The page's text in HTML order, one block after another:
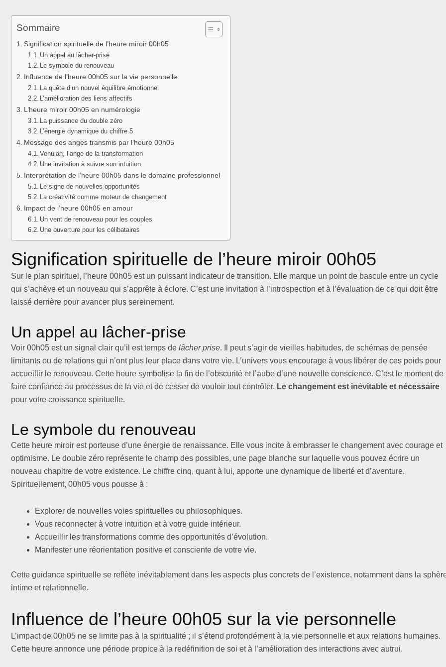
Sommaire
Signification spirituelle de l’heure miroir 00h05
Un appel au lâcher-prise
Le symbole du renouveau
Influence de l’heure 00h05 sur la vie personnelle
La quête d’un nouvel équilibre émotionnel
L’amélioration des liens affectifs
L’heure miroir 00h05 en numérologie
La puissance du double zéro
L’énergie dynamique du chiffre 5
Message des anges transmis par l’heure 00h05
Vehuiah, l’ange de la transformation
Une invitation à suivre son intuition
Interprétation de l’heure 00h05 dans le domaine professionnel
Le signe de nouvelles opportunités
La créativité comme moteur de changement
Impact de l’heure 00h05 en amour
Un vent de renouveau pour les couples
Une ouverture pour les célibataires
Signification spirituelle de l’heure miroir 00h05
Sur le plan spirituel, l’heure 00h05 est un puissant indicateur de transition. Elle marque un point de bascule entre un cycle
qui s’achève et un nouveau qui s’apprête à éclore. C’est une invitation à l’introspection et à l’évaluation de ce qui doit être
laissé derrière pour avancer plus sereinement.
Un appel au lâcher-prise
Voir 00h05 est un signal clair qu’il est temps de lâcher prise. Il peut s’agir de vieilles habitudes, de schémas de pensée
limitants ou de relations qui n’ont plus leur place dans votre vie. L’univers vous encourage à vous libérer de ces poids pour
accueillir le renouveau. Cette heure symbolise la fin de l’obscurité et l’aube d’une nouvelle conscience. C’est le moment de
faire confiance au processus de la vie et de cesser de vouloir tout contrôler. Le changement est inévitable et nécessaire
pour votre croissance spirituelle.
Le symbole du renouveau
Cette heure miroir est porteuse d’une énergie de renaissance. Elle vous incite à embrasser le changement avec courage et
optimisme. Le double zéro représente le champ des possibles, une page blanche sur laquelle vous pouvez écrire un
nouveau chapitre de votre existence. Le chiffre cinq, quant à lui, apporte une dynamique de liberté et d’aventure.
Spirituellement, 00h05 vous pousse à :
Explorer de nouvelles voies spirituelles ou philosophiques.
Vous reconnecter à votre intuition et à votre guide intérieur.
Accueillir les transformations comme des opportunités d’évolution.
Manifester une réorientation positive et consciente de votre vie.
Cette guidance spirituelle se reflète inévitablement dans les aspects plus concrets de l’existence, notamment dans la
intime et relationnelle.
Influence de l’heure 00h05 sur la vie personnelle
L’impact de 00h05 ne se limite pas à la spiritualité ; il s’étend profondément à la vie personnelle et aux relations humaines.
Cette heure annonce une période propice à la redéfinition de soi et à l’amélioration des interactions avec autrui.